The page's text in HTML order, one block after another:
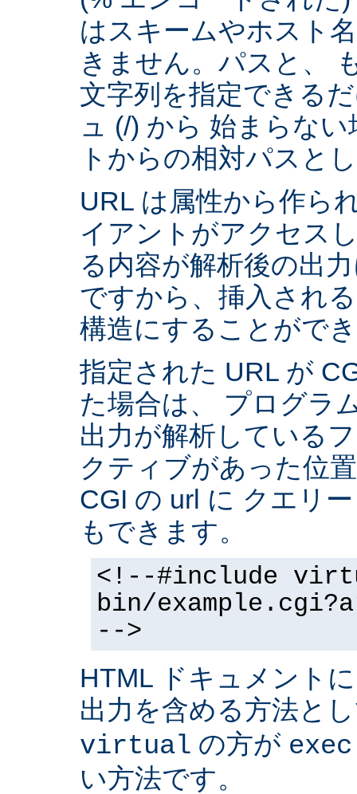
はスキームやホスト
きません。パスと、
文字列を指定できる
ュ (/) から 始まらな
トからの相対パスと
URL は属性から作ら
イアントがアクセス
る内容が解析後の出
ですから、挿入され
構造にすることがで
指定された URL が
た場合は、 プログラ
出力が解析している
クティブがあった位
CGI の url に クエリ
もできます。
<!--#include
bin/
-->
HTML ドキュメント
出力を含める方法と
virtual の方が
い方法です。